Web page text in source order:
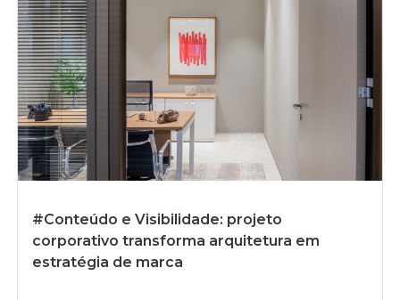
#Conteúdo e Visibilidade: projeto
corporativo transforma arquitetura em
estratégia de marca